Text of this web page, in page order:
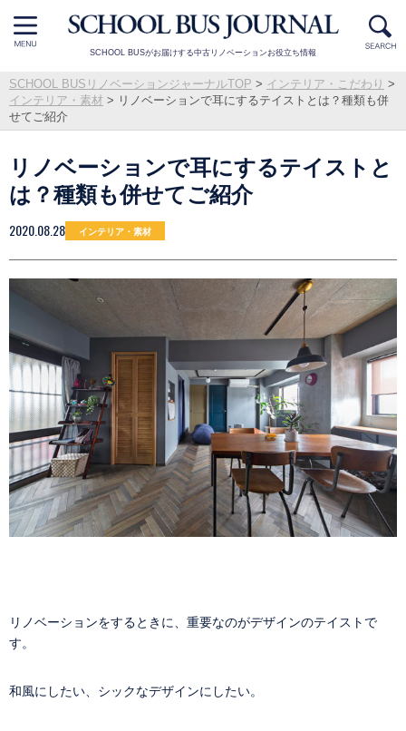
SCHOOL BUSがお届けする中古リノベーションお役立ち情報
SCHOOL BUSリノベーションジャーナルTOP > インテリア・こだわり >
インテリア・素材 > リノベーションで耳にするテイストとは？種類も併
せてご紹介
リノベーションで耳にするテイストと
は？種類も併せてご紹介
2020.08.28 インテリア・素材
リノベーションをするときに、重要なのがデザインのテイストで
す。
和風にしたい、シックなデザインにしたい。